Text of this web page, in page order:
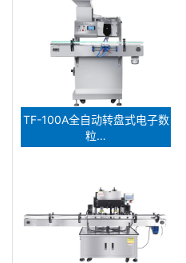
TF-100A全自动转盘式电子数
粒…